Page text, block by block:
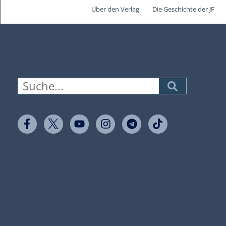
Über den Verlag Die Geschichte der JF